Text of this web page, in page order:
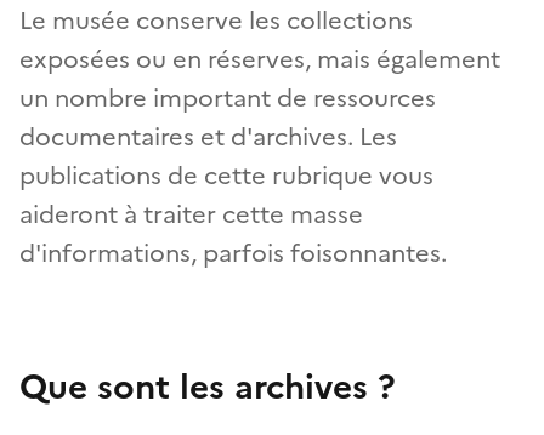
Le musée conserve les collections
exposées ou en réserves, mais également
un nombre important de ressources
documentaires et d'archives. Les
publications de cette rubrique vous
aideront à traiter cette masse
d'informations, parfois foisonnantes.
Que sont les archives ?